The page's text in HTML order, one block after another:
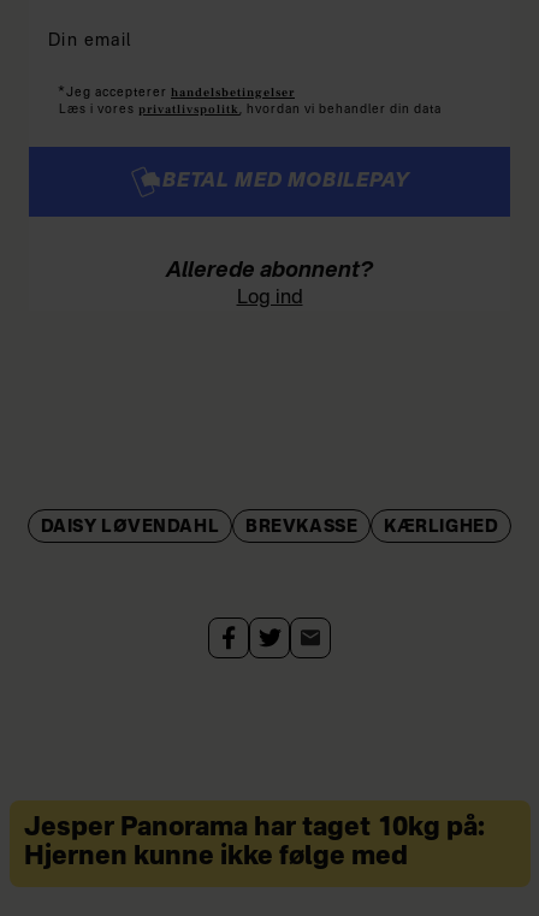
* Jeg accepterer handelsbetingelser
Læs i vores privatlivspolitk , hvordan vi behandler din data
BETAL MED MOBILEPAY
Allerede abonnent?
Log ind
DAISY LØVENDAHL BREVKASSE KÆRLIGHED
Jesper Panorama har taget 10kg på:
Hjernen kunne ikke følge med